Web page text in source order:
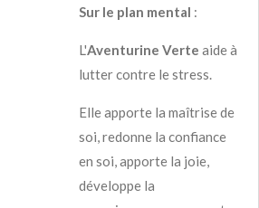
Sur le plan mental :
L'Aventurine Verte aide à
lutter contre le stress.
Elle apporte la maîtrise de
soi, redonne la confiance
en soi, apporte la joie,
développe la